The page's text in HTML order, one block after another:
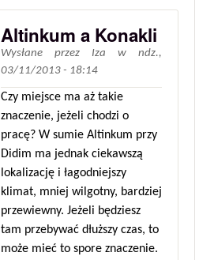
Altinkum a Konakli
Wysłane przez Iza w ndz.,
03/11/2013 - 18:14
Czy miejsce ma aż takie
znaczenie, jeżeli chodzi o
pracę? W sumie Altinkum przy
Didim ma jednak ciekawszą
lokalizację i łagodniejszy
klimat, mniej wilgotny, bardziej
przewiewny. Jeżeli będziesz
tam przebywać dłuższy czas, to
może mieć to spore znaczenie.